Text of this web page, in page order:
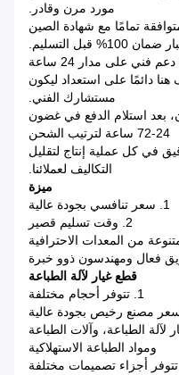
مورد مرن وقادر.
تمامًا مع شهادة الصين
قبل التسليم.
خدمة ما بعد البيع والمساعدة الفنية: دعم فني على مدار 24 ساعة
هنا دائمًا على استعداد ليكون
مستشارك الفني.
بعد استلام الدفع في غضون
24-72 ساعة لترتيب الشحن
في كل عملية إنتاج لتقليل
التكاليف لعملائنا.
ميزة
1. سعر تنافسي بجودة عالية
2. وقت تسليم قصير
قطع غيار لآلة الطباعة
1. تتوفر أحجام مختلفة
الطباعة، وآلات الطباعة
ومواد الطباعة الاستهلاكية